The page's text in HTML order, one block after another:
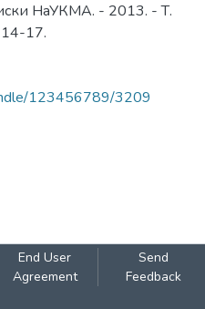
НаУКМА. - 2013. - Т.
14-17.
123456789/3209
End User
Agreement
Send
Feedback